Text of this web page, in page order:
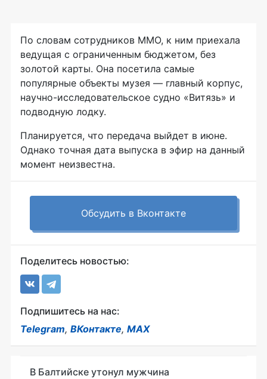
По словам сотрудников ММО, к ним приехала
ведущая с ограниченным бюджетом, без
золотой карты. Она посетила самые
популярные объекты музея — главный корпус,
научно-исследовательское судно «Витязь» и
подводную лодку.
Планируется, что передача выйдет в июне.
Однако точная дата выпуска в эфир на данный
момент неизвестна.
Обсудить в Вконтакте
Поделитесь новостью:
Подпишитесь на нас:
Telegram, ВКонтакте, MAX
В Балтийске утонул мужчина